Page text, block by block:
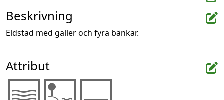
Beskrivning
Eldstad med galler och fyra bänkar.
Attribut